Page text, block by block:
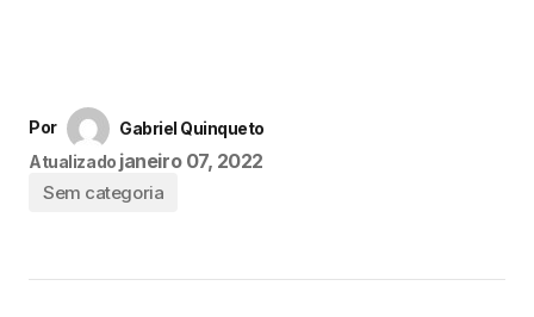
Por
Gabriel Quinqueto
Atualizado janeiro 07, 2022
Sem categoria